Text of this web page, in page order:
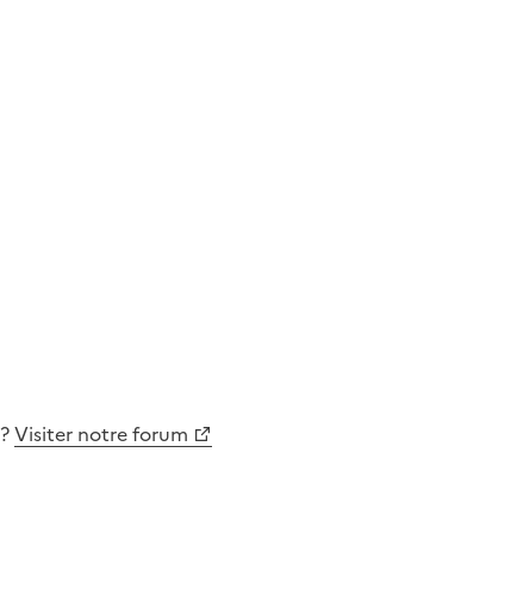
?Visiter notre forum